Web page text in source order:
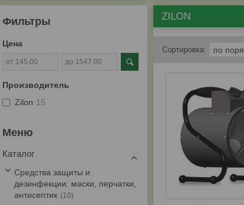
ZILON
Фильтры
Цена
Производитель
Zilon 15
Каталог
Средства защиты и
дезинфекции: маски, перчатки,
антисептик
10